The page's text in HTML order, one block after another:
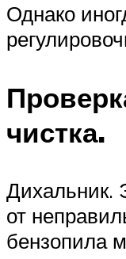
Однако
чистка.
Дихальник.
от
бензопила